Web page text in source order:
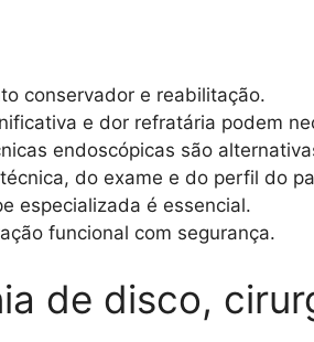
conservador e reabilitação.
e dor refratária podem
endoscópicas são
do exame e do perfil do
especializada é essencial.
funcional com segurança.
de disco,